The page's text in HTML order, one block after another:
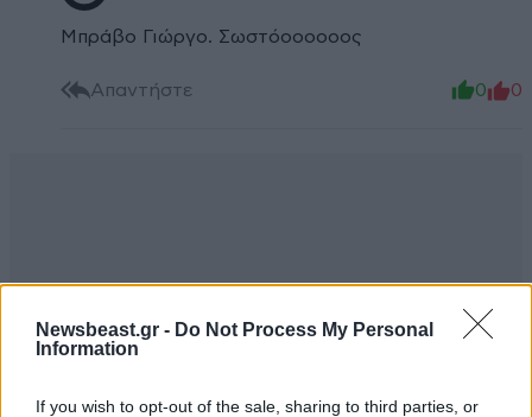
Newsbeast.gr - Do Not Process My Personal
Information
If you wish to opt-out of the sale, sharing to third parties, or
Μπράβο Γιώργο. Σωστόοοοοοος
Απαντήστε 0 0